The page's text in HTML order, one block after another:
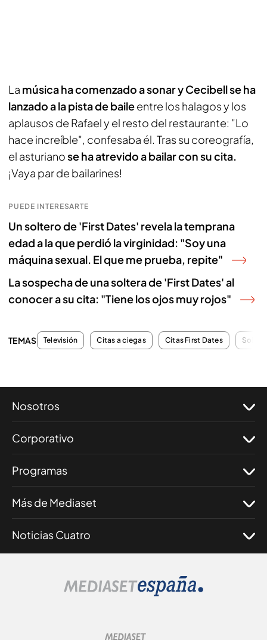
La música ha comenzado a sonar y Cecibell se ha
lanzado a la pista de baileentre los halagos y los
aplausos de Rafael y el resto del restaurante: "Lo
hace increíble", confesaba él. Tras su coreografía,
el asturianose ha atrevido a bailar con su cita.
¡Vaya par de bailarines!
PUEDE INTERESARTE
Un soltero de 'First Dates' revela la temprana
edad a la que perdió la virginidad: "Soy una
máquina sexual. El que me prueba, repite"
La sospecha de una soltera de 'First Dates' al
conocer a su cita: "Tiene los ojos muy rojos"
TEMAS Televisión Citas a ciegas Citas First Dates
Nosotros
Corporativo
Programas
Más de Mediaset
Noticias Cuatro